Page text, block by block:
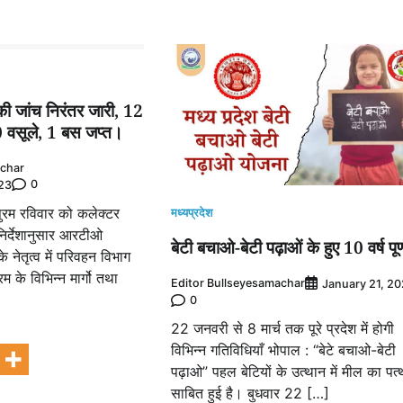
जांच निरंतर जारी, 12
वसूले, 1 बस जप्त।
0
रविवार को कलेक्टर
आरटीओ
नेतृत्व में परिवहन विभाग
के विभिन्न मार्गो तथा
मध्यप्रदेश
बेटी बचाओ-बेटी पढ़ाओं के हुए 10 वर्ष
Editor Bullseyesamachar
January 21,
0
22 जनवरी से 8 मार्च तक पूरे प्रदेश में होगी
विभिन्न गतिविधियाँ भोपाल : “बेटे बचाओ-बेटी
पढ़ाओ” पहल बेटियों के उत्थान में मील का
साबित हुई है। बुधवार 22 […]